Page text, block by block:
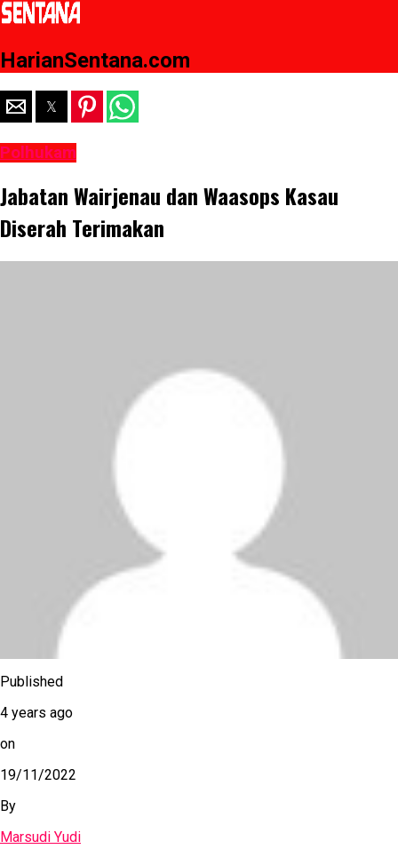
HarianSentana.com
Polhukam
Jabatan Wairjenau dan Waasops Kasau
Diserah Terimakan
Published
4 years ago
on
19/11/2022
By
Marsudi Yudi